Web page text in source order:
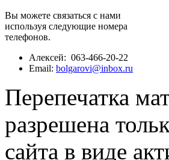
Вы можете связаться с нами
используя следующие номера
телефонов.
Алексей: 063-466-20-22
Email: bolgarovi@inbox.ru
Перепечатка
разрешена
сайта в виде